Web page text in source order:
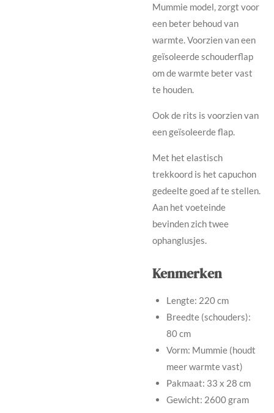
Mummie model, zorgt voor
een beter behoud van
warmte. Voorzien van een
geïsoleerde schouderflap
om de warmte beter vast
te houden.
Ook de rits is voorzien van
een geïsoleerde flap.
Met het elastisch
trekkoord is het capuchon
gedeelte goed af te stellen.
Aan het voeteinde
bevinden zich twee
ophanglusjes.
Kenmerken
Lengte: 220 cm
Breedte (schouders):
80 cm
Vorm: Mummie (houdt
meer warmte vast)
Pakmaat: 33 x 28 cm
Gewicht: 2600 gram